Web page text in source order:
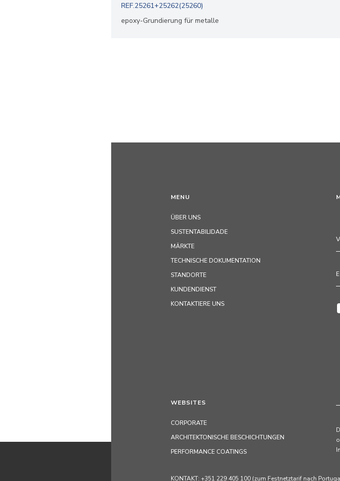
REF.25261+25262(25260)
epoxy-Grundierung für metalle
MENU
ÜBER UNS
SUSTENTABILIDADE
MÄRKTE
TECHNISCHE DOKUMENTATION
STANDORTE
KUNDENDIENST
KONTAKTIERE UNS
WEBSITES
CORPORATE
ARCHITEKTONISCHE BESCHICHTUNGEN
PERFORMANCE COATINGS
KONTAKT: +351 229 405 100 (zum Festnetztarif nach